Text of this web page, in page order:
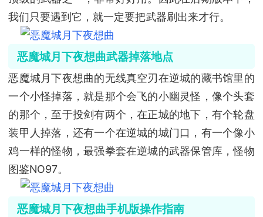
我们只要遇到它，就一定要把武器刷出来才行。
恶魔城月下夜想曲武器掉落地点
恶魔城月下夜想曲的无线真空刃在逆城的藏书馆里的
一个小怪掉落，就是那个会飞的小幽灵怪，像个头套
的那个，至于投剑有两个，在正城的地下，有个轮盘
装甲人掉落，还有一个在逆城的城门口，有一个像小
鸡一样的怪物，最强拳套在逆城的武器保管库，怪物
图鉴NO97。
恶魔城月下夜想曲手机版操作指南